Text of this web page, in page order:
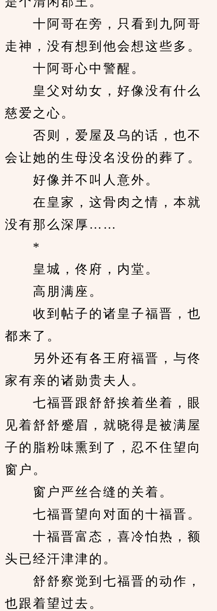
十阿哥在旁，只看到九阿哥
走神，没有想到他会想这些多。
十阿哥心中警醒。
皇父对幼女，好像没有什么
慈爱之心。
否则，爱屋及乌的话，也不
会让她的生母没名没份的葬了。
好像并不叫人意外。
在皇家，这骨肉之情，本就
没有那么深厚……
*
皇城，佟府，内堂。
高朋满座。
收到帖子的诸皇子福晋，也
都来了。
另外还有各王府福晋，与佟
家有亲的诸勋贵夫人。
七福晋跟舒舒挨着坐着，眼
见着舒舒蹙眉，就晓得是被满屋
子的脂粉味熏到了，忍不住望向
窗户。
窗户严丝合缝的关着。
七福晋望向对面的十福晋。
十福晋富态，喜冷怕热，额
头已经汗津津的。
舒舒察觉到七福晋的动作，
也跟着望过去。